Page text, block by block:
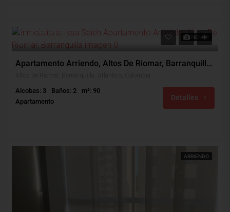
ARRIENDO
$1,950,000
$350,000
Apartamento Arriendo, Altos De Riomar, Barranquilla (27869)
Alcobas: 3 Baños: 2
m²: 90
Apartamento
Detalles
ARRIENDO